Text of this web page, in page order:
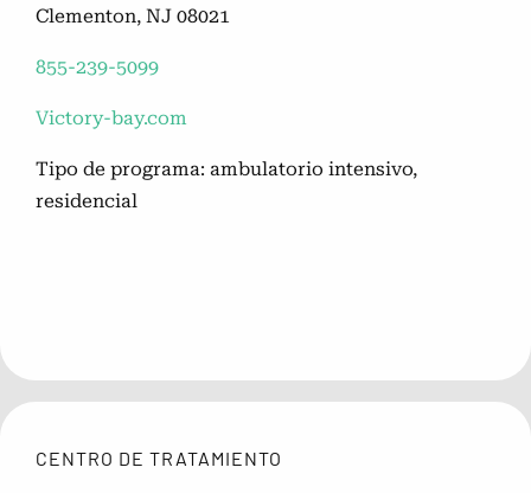
Clementon, NJ 08021
855-239-5099
Victory-bay.com
Tipo de programa: ambulatorio intensivo,
residencial
CENTRO DE TRATAMIENTO